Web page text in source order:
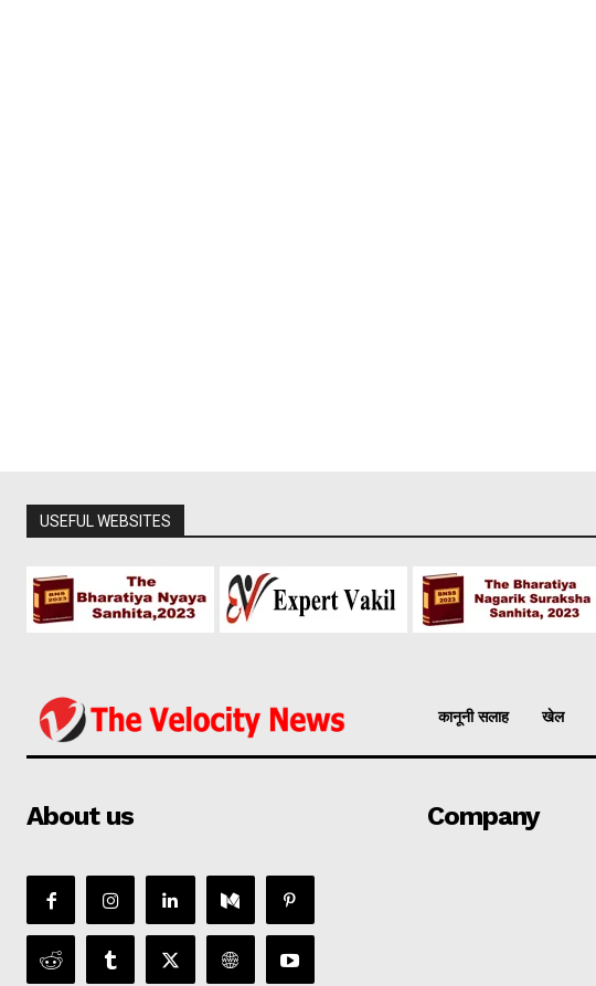
USEFUL WEBSITES
कानूनी सलाह खेल
About us Company